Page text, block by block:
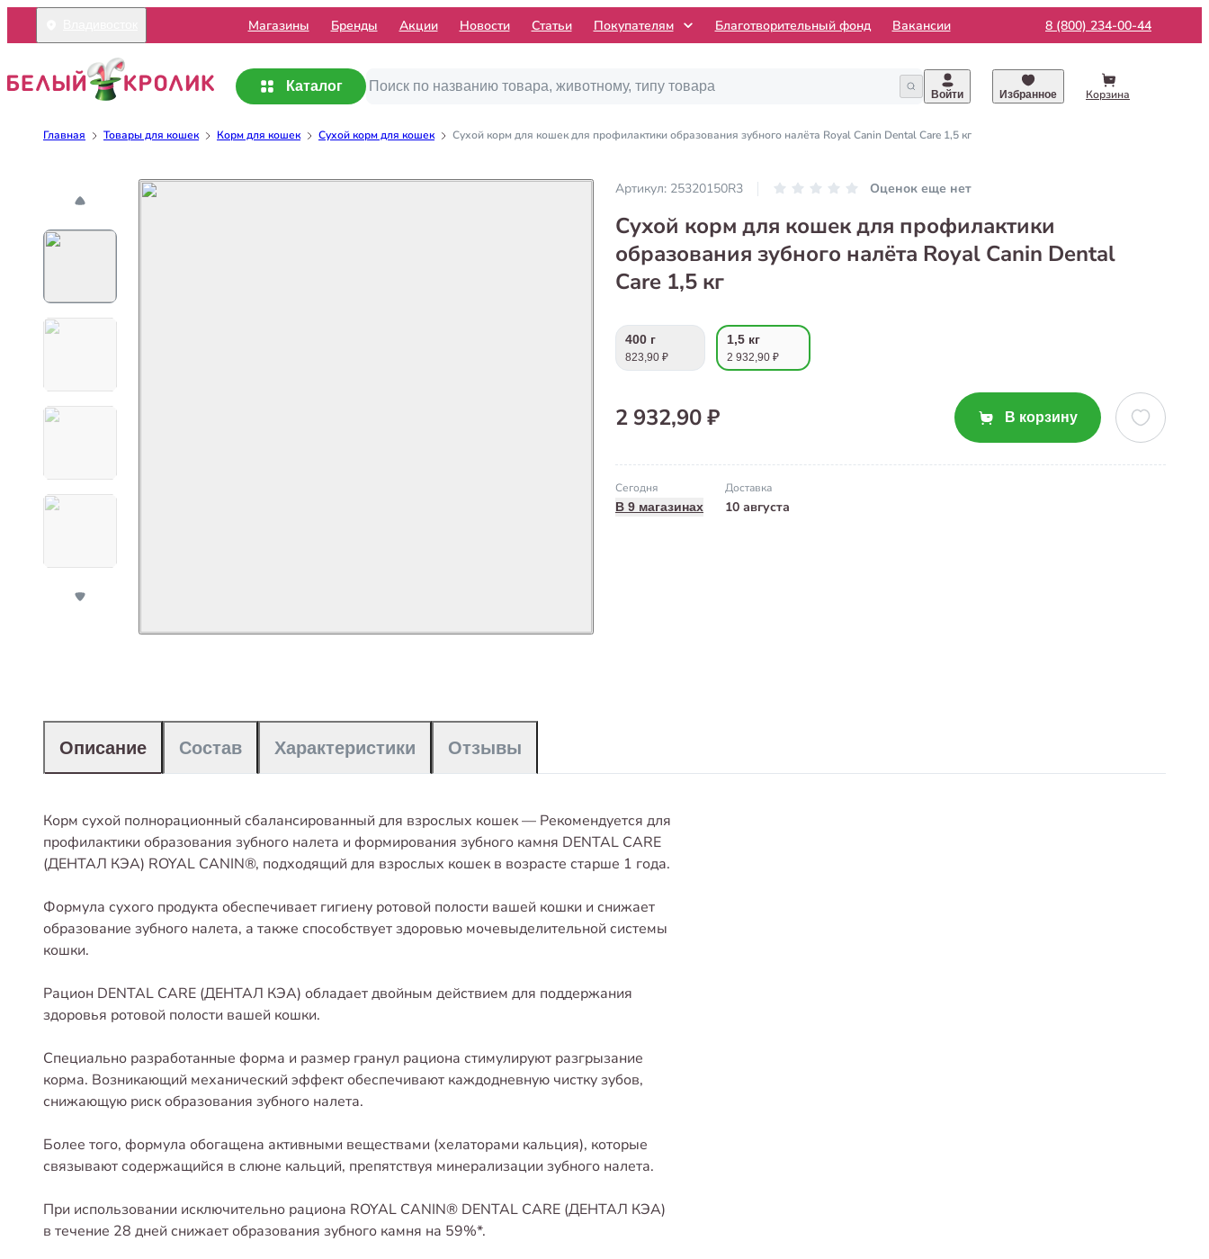
Mагазины Бренды Акции Новости Статьи Покупателям Благотворительный фонд Вакансии 8 (800) 234-00-44
Каталог
Войти Избранное Корзина
Главная Товары для кошек Корм для кошек Сухой корм для кошек Сухой корм для кошек для профилактики образования зубного налёта Royal Canin Dental Care 1,5 кг
Артикул: 25320150R3 Оценок еще нет
Сухой корм для кошек для профилактики
образования зубного налёта Royal Canin Dental
Care 1,5 кг
400 г
823,90 ₽
1,5 кг
2 932,90 ₽
2 932,90 ₽ В корзину
Сегодня
В 9 магазинах
Доставка
10 августа
Описание Состав Характеристики Отзывы
Корм сухой полнорационный сбалансированный для взрослых кошек — Рекомендуется для
профилактики образования зубного налета и формирования зубного камня DENTAL CARE
(ДЕНТАЛ КЭА) ROYAL CANIN®, подходящий для взрослых кошек в возрасте старше 1 года.
Формула сухого продукта обеспечивает гигиену ротовой полости вашей кошки и снижает
образование зубного налета, а также способствует здоровью мочевыделительной системы
кошки.
Рацион DENTAL CARE (ДЕНТАЛ КЭА) обладает двойным действием для поддержания
здоровья ротовой полости вашей кошки.
Специально разработанные форма и размер гранул рациона стимулируют разгрызание
корма. Возникающий механический эффект обеспечивают каждодневную чистку зубов,
снижающую риск образования зубного налета.
Более того, формула обогащена активными веществами (хелаторами кальция), которые
связывают содержащийся в слюне кальций, препятствуя минерализации зубного налета.
При использовании исключительно рациона ROYAL CANIN® DENTAL CARE (ДЕНТАЛ КЭА)
в течение 28 дней снижает образования зубного камня на 59%*.